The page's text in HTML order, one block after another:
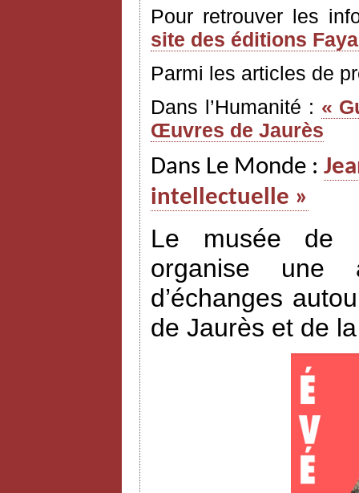
Pour retrouver les
site des éditions
Parmi les articles de
Dans l’Humanité : «
Œuvres de Jaurès
Dans Le Monde :
intellectuelle »
Le musée de
organise une
d’échanges
de Jaurès et de